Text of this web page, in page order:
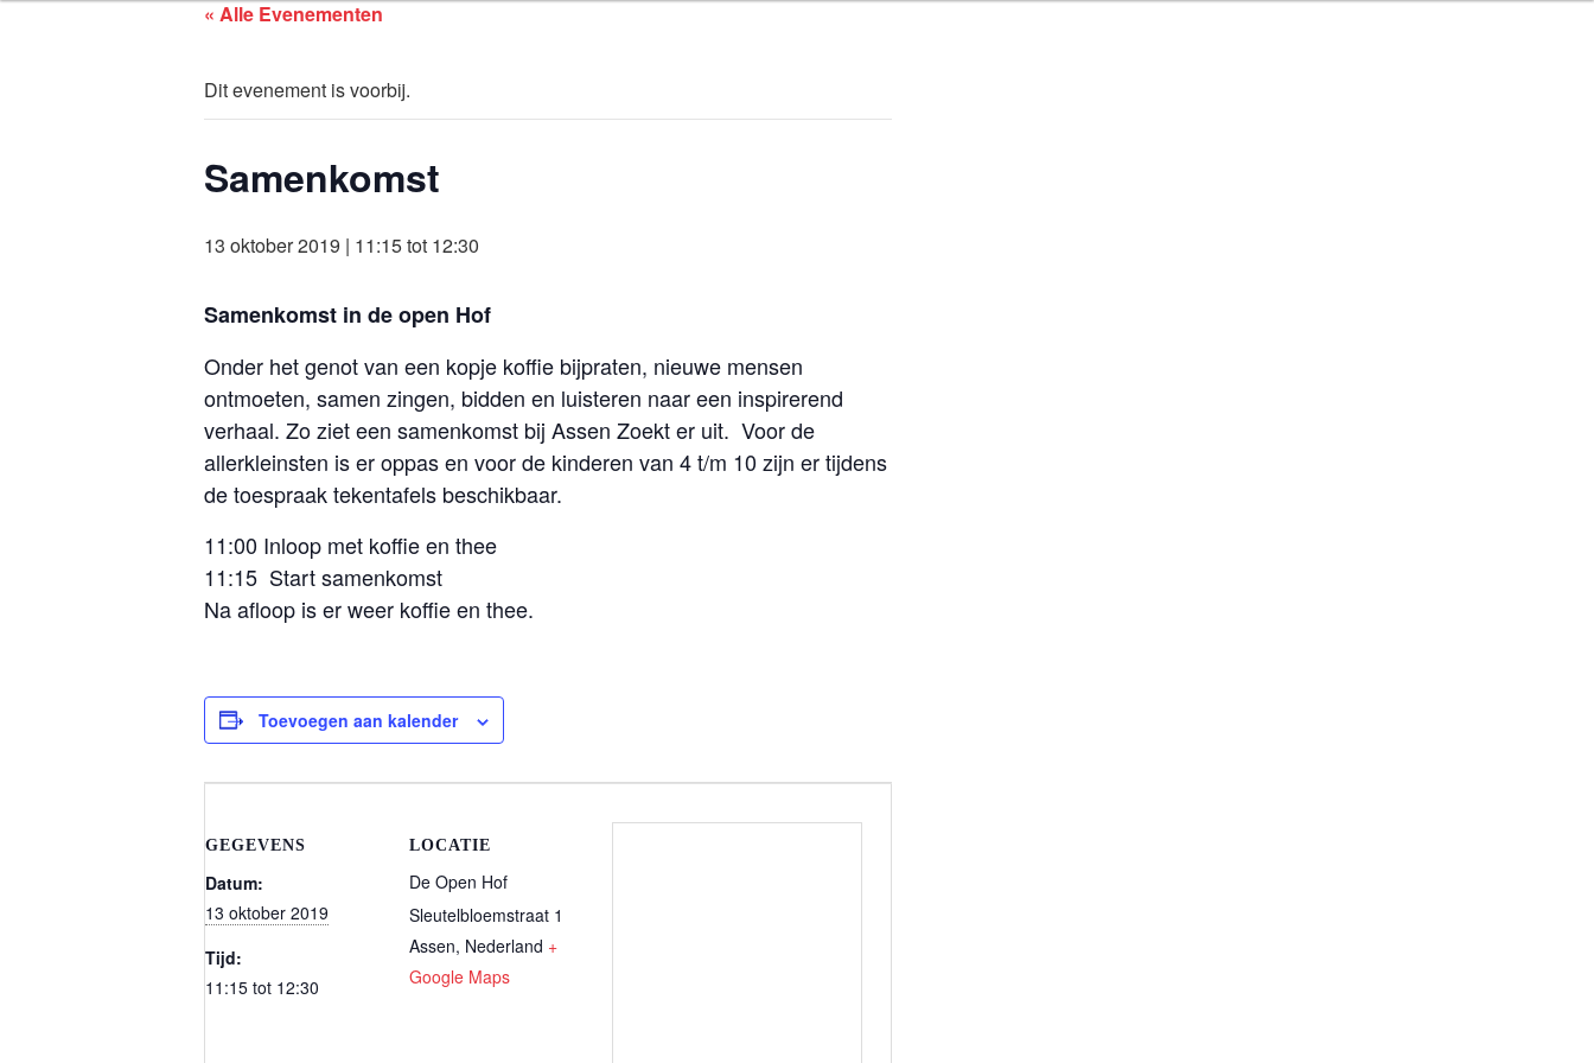
ASSEN ZOEKT
« Alle Evenementen
Dit evenement is voorbij.
Samenkomst
13 oktober 2019 | 11:15tot 12:30
Samenkomst in de open Hof
Onder het genot van een kopje koffie bijpraten, nieuwe mensen
ontmoeten, samen zingen, bidden en luisteren naar een inspirerend
verhaal. Zo ziet een samenkomst bij Assen Zoekt er uit. Voor de
allerkleinsten is er oppas en voor de kinderen van 4 t/m 10 zijn er tijdens
de toespraak tekentafels beschikbaar.
11:00 Inloop met koffie en thee
11:15 Start samenkomst
Na afloop is er weer koffie en thee.
Toevoegen aan kalender
GEGEVENS
Datum:
13 oktober 2019
Tijd:
11:15 tot 12:30
LOCATIE
De Open Hof
Sleutelbloemstraat 1
Assen, Nederland +
Google Maps